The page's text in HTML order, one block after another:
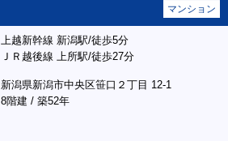
マンション
上越新幹線 新潟駅/徒歩5分
ＪＲ越後線 上所駅/徒歩27分
新潟県新潟市中央区笹口２丁目 12-1
8階建 / 築52年